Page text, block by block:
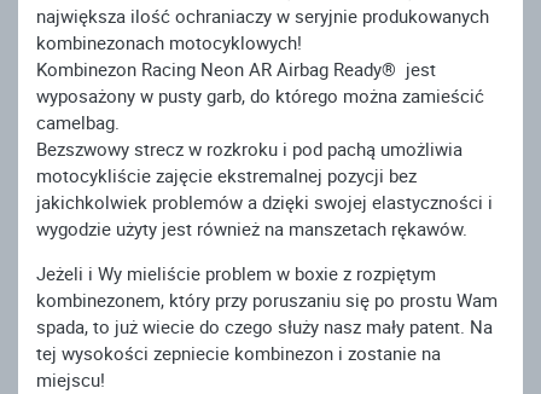
największa ilość ochraniaczy w seryjnie produkowanych
kombinezonach motocyklowych!
Kombinezon Racing Neon AR Airbag Ready® jest
wyposażony w pusty garb, do którego można zamieścić
camelbag.
Bezszwowy strecz w rozkroku i pod pachą umożliwia
motocykliście zajęcie ekstremalnej pozycji bez
jakichkolwiek problemów a dzięki swojej elastyczności i
wygodzie użyty jest również na manszetach rękawów.
Jeżeli i Wy mieliście problem w boxie z rozpiętym
kombinezonem, który przy poruszaniu się po prostu Wam
spada, to już wiecie do czego służy nasz mały patent. Na
tej wysokości zepniecie kombinezon i zostanie na
miejscu!